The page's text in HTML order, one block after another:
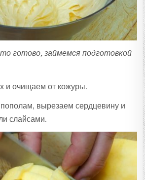
готово, займемся подготовкой
и очищаем от кожуры.
вырезаем сердцевину и
слайсами.